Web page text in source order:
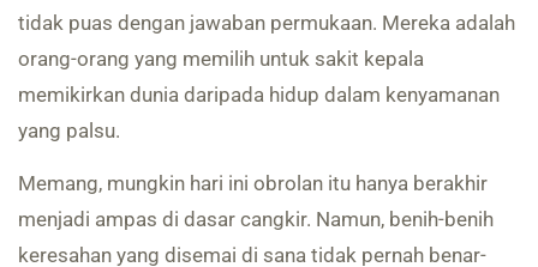
tidak puas dengan jawaban permukaan. Mereka adalah
orang-orang yang memilih untuk sakit kepala
memikirkan dunia daripada hidup dalam kenyamanan
yang palsu.
Memang, mungkin hari ini obrolan itu hanya berakhir
menjadi ampas di dasar cangkir. Namun, benih-benih
keresahan yang disemai di sana tidak pernah benar-